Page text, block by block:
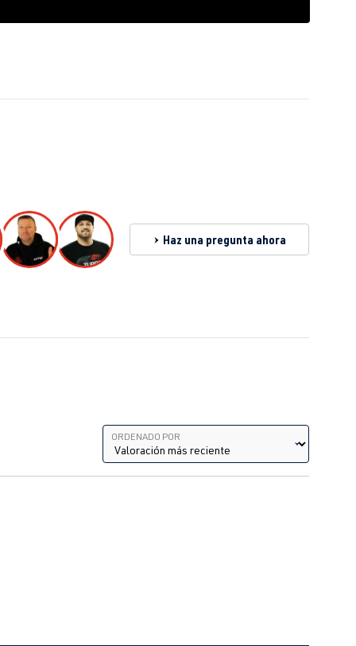
Haz una pregunta ahora
Ordenado por
ORDENADO POR